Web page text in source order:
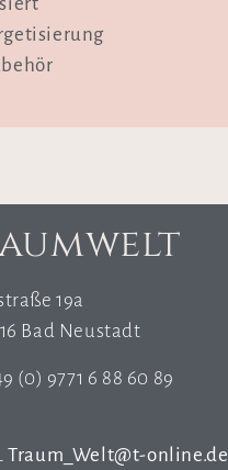
19a
Bad Neustadt
(0) 9771 6 88 60 89
Traum_Welt@t-online.de